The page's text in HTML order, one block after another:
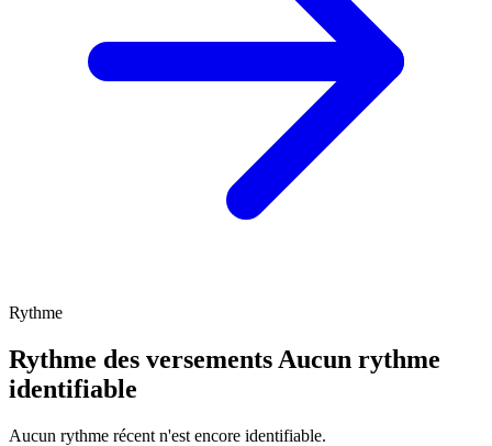
Rythme
Rythme des versements Aucun rythme
identifiable
Aucun rythme récent n'est encore identifiable.